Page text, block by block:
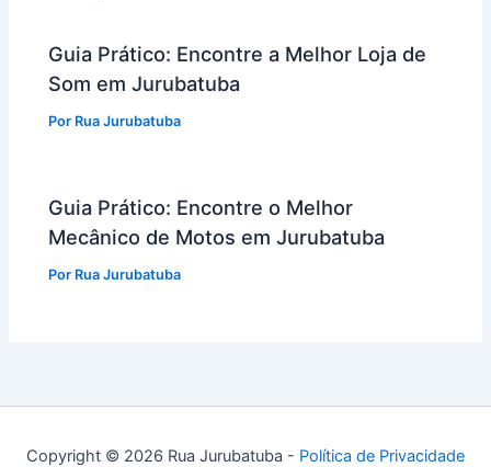
Guia Prático: Encontre a Melhor Loja de
Som em Jurubatuba
Por Rua Jurubatuba
Guia Prático: Encontre o Melhor
Mecânico de Motos em Jurubatuba
Por Rua Jurubatuba
Copyright © 2026 Rua Jurubatuba - Política de Privacidade